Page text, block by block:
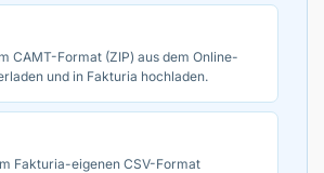
CAMT-Format (ZIP) aus dem Online-
und in Fakturia hochladen.
Fakturia-eigenen CSV-Format